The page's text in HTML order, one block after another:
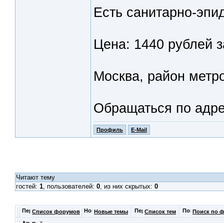
Есть санитарно-
Цена: 1440
Москва, район
Обращаться по
Профиль E-Mail
Читают тему
гостей: 1, пользователей: 0, из них скрытых: 0
Список форумов Новые темы Список тем Поиск по